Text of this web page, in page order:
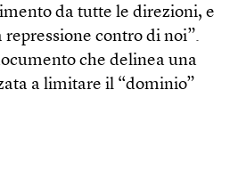
da tutte le direzioni, e
repressione contro di noi”.
che delinea una
a limitare il “dominio”